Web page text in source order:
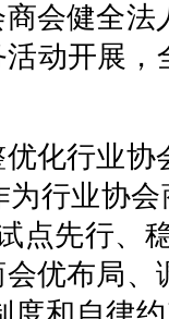
会健全
动开展
行业协
行业协
点先行、
优布局